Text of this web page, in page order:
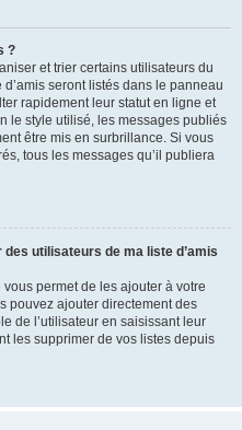
?
et trier certains utilisateurs du
seront listés dans le panneau
rapidement leur statut en ligne et
le style utilisé, les messages publiés
être mis en surbrillance. Si vous
tous les messages qu’il publiera
utilisateurs de ma liste d’amis
permet de les ajouter à votre
pouvez ajouter directement des
de l’utilisateur en saisissant leur
les supprimer de vos listes depuis